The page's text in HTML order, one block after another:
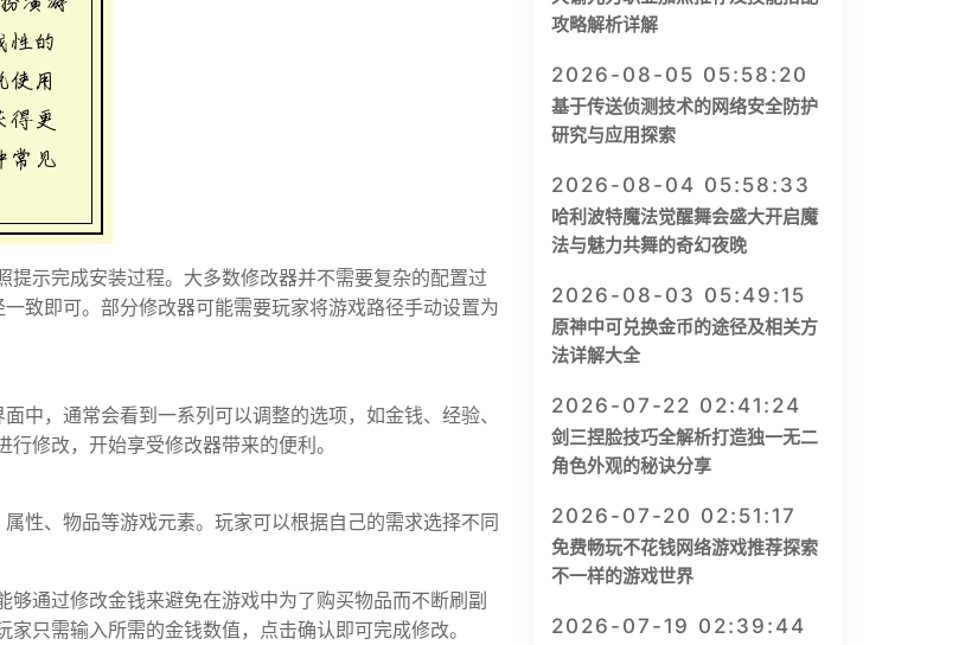
示完成安装过程。大多数修改器并不需要复杂的配置过
致即可。部分修改器可能需要玩家将游戏路径手动设置为
中，通常会看到一系列可以调整的选项，如金钱、经验、
修改，开始享受修改器带来的便利。
性、物品等游戏元素。玩家可以根据自己的需求选择不同
通过修改金钱来避免在游戏中为了购买物品而不断刷副
只需输入所需的金钱数值，点击确认即可完成修改。
攻略解析详解
2026-08-05 05:58:20
基于传送侦测技术的网络安全防护
研究与应用探索
2026-08-04 05:58:33
哈利波特魔法觉醒舞会盛大开启魔
法与魅力共舞的奇幻夜晚
2026-08-03 05:49:15
原神中可兑换金币的途径及相关方
法详解大全
2026-07-22 02:41:24
剑三捏脸技巧全解析打造独一无二
角色外观的秘诀分享
2026-07-20 02:51:17
免费畅玩不花钱网络游戏推荐探索
不一样的游戏世界
2026-07-19 02:39:44